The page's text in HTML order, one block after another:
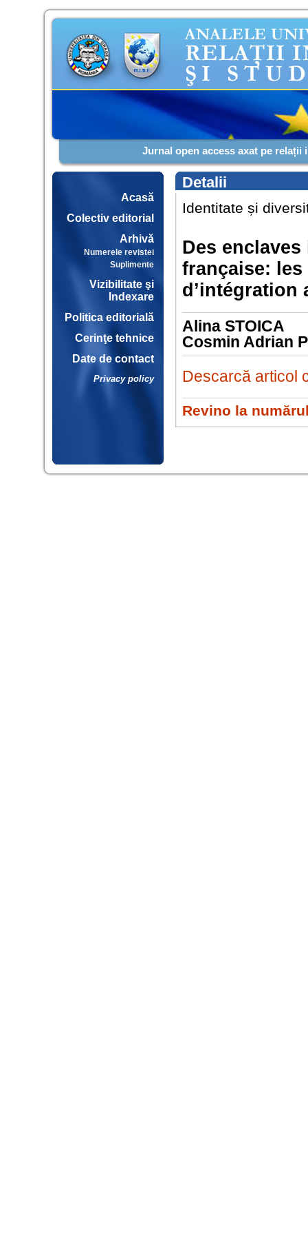
Jurnal open access axat pe relații
Acasă
Colectiv editorial
Arhivă
Numerele revistei
Suplimente
Vizibilitate şi
Indexare
Politica editorială
Cerinţe tehnice
Date de contact
Privacy policy
Detalii
Identitate și
Des
française: les
d’intégration
Alina STOICA
Cosmin Adrian
Descarcă articol
Revino la